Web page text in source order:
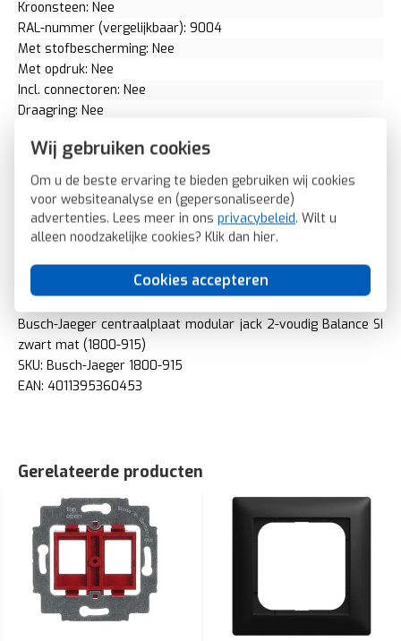
Wij gebruiken cookies
Om u de beste ervaring te bieden gebruiken wij cookies
voor websiteanalyse en (gepersonaliseerde)
advertenties. Lees meer in ons privacybeleid. Wilt u
alleen noodzakelijke cookies? Klik dan hier.
Cookies accepteren
Kroonsteen: Nee
RAL-nummer (vergelijkbaar): 9004
Met stofbescherming: Nee
Met opdruk: Nee
Incl. connectoren: Nee
Draagring: Nee
Geschikt voor beschermingsgraad (IP): IP20
Schakelmateriaalbreedte: 55 Millimeter (mm)
Schakelmateriaalhoogte: 55 Millimeter (mm)
Schakelmateriaaldiepte: 13 Millimeter (mm)
Aantal modules (bij modulair systeem): 0
Antibacteriële behandeling: Nee
2CKA001753A0200
Busch-Jaeger centraalplaat modular jack 2-voudig Balance SI
zwart mat (1800-915)
SKU: Busch-Jaeger 1800-915
EAN: 4011395360453
Gerelateerde producten